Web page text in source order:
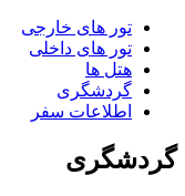
تور های خارجی
تور های داخلی
هتل ها
گردشگری
اطلاعات سفر
گردشگری